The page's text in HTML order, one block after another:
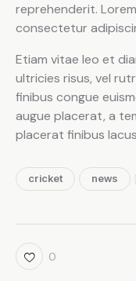
reprehenderit.
consectetur
Etiam vitae leo et
ultricies risus, vel
finibus congue
augue placerat, a
placerat finibus
cricket news
0